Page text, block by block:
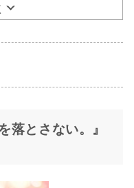
落とさない。』